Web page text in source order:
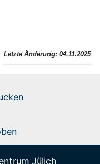
Letzte Änderung: 04.11.2025
Jülich